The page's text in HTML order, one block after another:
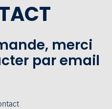
merci
par email